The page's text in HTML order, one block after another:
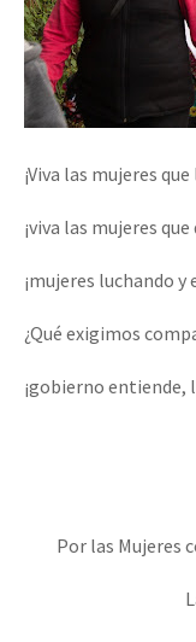
¡Viva las mujeres
¡viva las mujeres
¡mujeres luchando
¿Qué exigimos
¡gobierno entiende,
Por las Mujeres